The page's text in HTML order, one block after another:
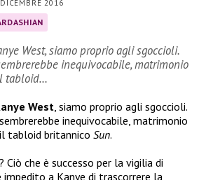
2016
West, siamo proprio agli sgoccioli.
inequivocabile, matrimonio
tabloid…
West , siamo proprio agli sgoccioli.
inequivocabile, matrimonio
tabloid britannico Sun.
che è successo per la vigilia di
impedito a Kanye di trascorrere la